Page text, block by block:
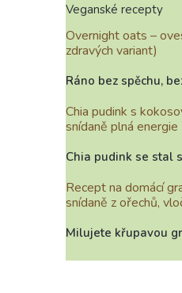
Veganské recepty
Overnight oats –
zdravých variant)
Ráno bez spěchu,
Chia pudink s
snídaně plná energie
Chia pudink se stal
Recept na domácí
snídaně z ořechů,
Milujete křupavou